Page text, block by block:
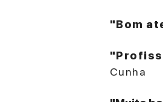
"Bom
Cunha